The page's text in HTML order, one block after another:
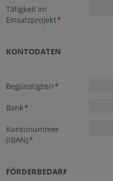
Tätigkeit im
Einsatzprojekt*
KONTODATEN
Begünstigte/r*
Bank*
Kontonummer
(IBAN)*
FÖRDERBEDARF